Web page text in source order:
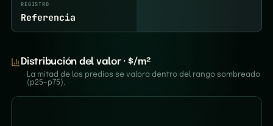
REGISTRO
Referencia
Distribución del valor · $/m²
La mitad de los predios se valora dentro del rango sombreado
(p25–p75).